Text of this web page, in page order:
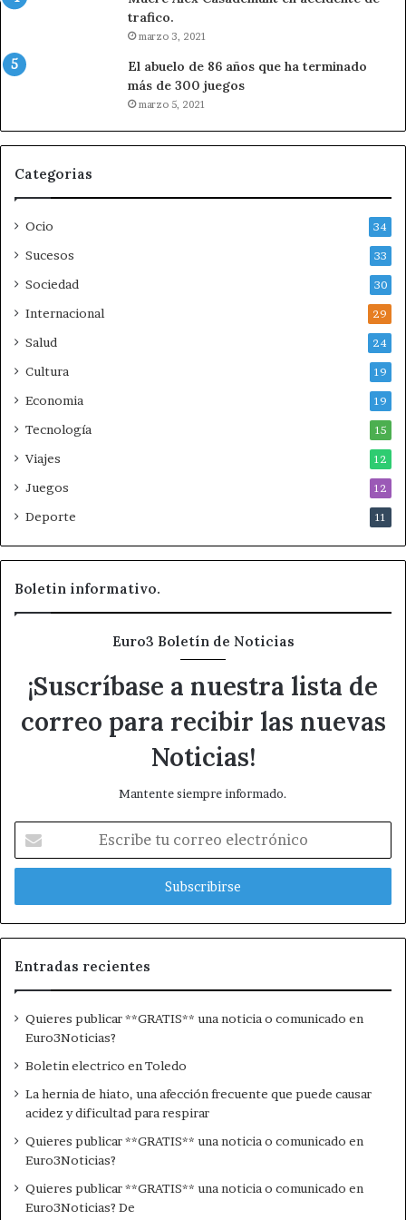
u
n
o
a
o
o
m
n
i
a
d
e
n
u
r
3
o
i
c
trafico.
marzo 3, 2021
El abuelo de 86 años que ha terminado
más de 300 juegos
marzo 5, 2021
Categorias
Ocio 34
Sucesos 33
Sociedad 30
Internacional 29
Salud 24
Cultura 19
Economia 19
Tecnología 15
Viajes 12
Juegos 12
Deporte 11
Boletin informativo.
Euro3 Boletín de Noticias
¡Suscríbase a nuestra lista de
correo para recibir las nuevas
Noticias!
Mantente siempre informado.
c
i
b
t
o
r
o
l
t
Entradas recientes
Quieres publicar **GRATIS** una noticia o comunicado en
Euro3Noticias?
Boletin electrico en Toledo
La hernia de hiato, una afección frecuente que puede causar
acidez y dificultad para respirar
Quieres publicar **GRATIS** una noticia o comunicado en
Euro3Noticias?
Quieres publicar **GRATIS** una noticia o comunicado en
Euro3Noticias? De